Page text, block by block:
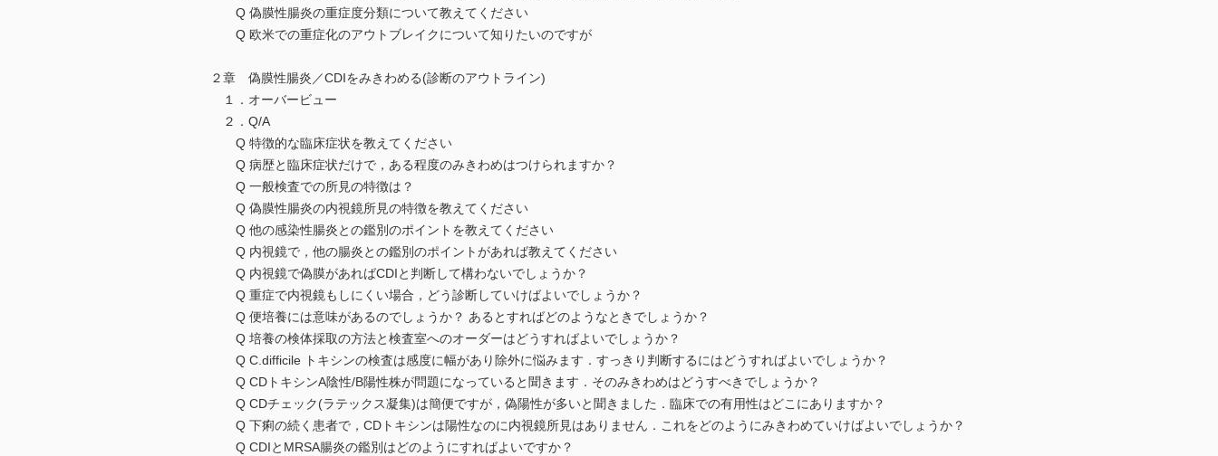
Q 偽膜性腸炎の重症度分類について教えてください
Q 欧米での重症化のアウトブレイクについて知りたいのですが
２章 偽膜性腸炎／CDIをみきわめる(診断のアウトライン)
１．オーバービュー
２．Q/A
Q 特徴的な臨床症状を教えてください
Q 病歴と臨床症状だけで，ある程度のみきわめはつけられますか？
Q 一般検査での所見の特徴は？
Q 偽膜性腸炎の内視鏡所見の特徴を教えてください
Q 他の感染性腸炎との鑑別のポイントを教えてください
Q 内視鏡で，他の腸炎との鑑別のポイントがあれば教えてください
Q 内視鏡で偽膜があればCDIと判断して構わないでしょうか？
Q 重症で内視鏡もしにくい場合，どう診断していけばよいでしょうか？
Q 便培養には意味があるのでしょうか？ あるとすればどのようなときでしょうか？
Q 培養の検体採取の方法と検査室へのオーダーはどうすればよいでしょうか？
Q C.difficile トキシンの検査は感度に幅があり除外に悩みます．すっきり判断するにはどうすればよいでしょうか？
Q CDトキシンA陰性/B陽性株が問題になっていると聞きます．そのみきわめはどうすべきでしょうか？
Q CDチェック(ラテックス凝集)は簡便ですが，偽陽性が多いと聞きました．臨床での有用性はどこにありますか？
Q 下痢の続く患者で，CDトキシンは陽性なのに内視鏡所見はありません．これをどのようにみきわめていけばよいでしょうか？
Q CDIとMRSA腸炎の鑑別はどのようにすればよいですか？